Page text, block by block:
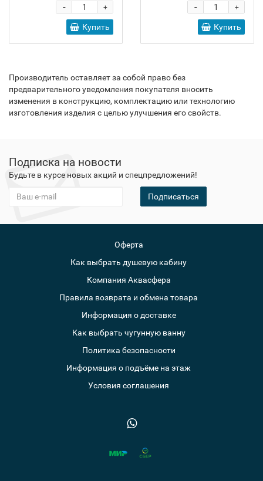
+
-
Купить
+
-
Купить
Производитель оставляет за собой право без
предварительного уведомления покупателя вносить
изменения в конструкцию, комплектацию или технологию
изготовления изделия с целью улучшения его свойств.
Подписка на новости
Будьте в курсе новых акций и спецпредложений!
Подписаться
Оферта
Как выбрать душевую кабину
Компания Аквасфера
Правила возврата и обмена товара
Информация о доставке
Как выбрать чугунную ванну
Политика безопасности
Информация о подъёме на этаж
Условия соглашения